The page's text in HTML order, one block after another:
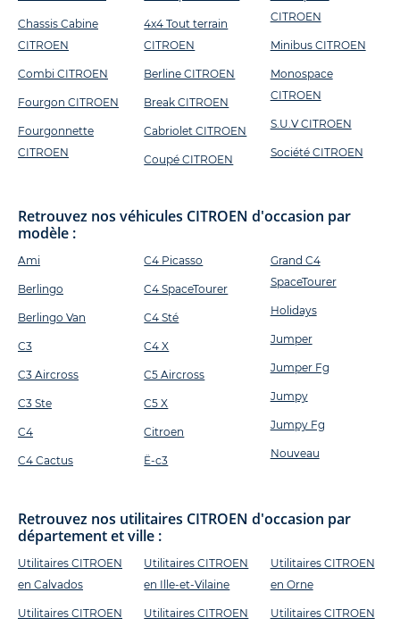
Chassis Cabine
CITROEN
Combi CITROEN
Fourgon CITROEN
Fourgonnette
CITROEN
4x4 Tout terrain
CITROEN
Berline CITROEN
Break CITROEN
Cabriolet CITROEN
Coupé CITROEN
CITROEN
Minibus CITROEN
Monospace
CITROEN
S.U.V CITROEN
Société CITROEN
Retrouvez nos véhicules CITROEN d'occasion par
modèle :
Ami
Berlingo
Berlingo Van
C3
C3 Aircross
C3 Ste
C4
C4 Cactus
C4 Picasso
C4 SpaceTourer
C4 Sté
C4 X
C5 Aircross
C5 X
Citroen
Ë-c3
Grand C4
SpaceTourer
Holidays
Jumper
Jumper Fg
Jumpy
Jumpy Fg
Nouveau
Retrouvez nos utilitaires CITROEN d'occasion par
département et ville :
Utilitaires CITROEN
en Calvados
Utilitaires CITROEN
Utilitaires CITROEN
en Ille-et-Vilaine
Utilitaires CITROEN
Utilitaires CITROEN
en Orne
Utilitaires CITROEN